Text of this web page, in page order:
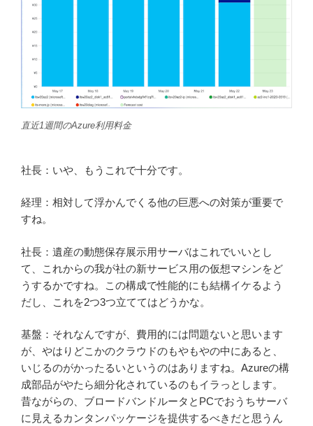
直近1週間のAzure利用料金
社長：いや、もうこれで十分です。
経理：相対して浮かんでくる他の巨悪への対策が重要で
すね。
社長：遺産の動態保存展示用サーバはこれでいいとし
て、これからの我が社の新サービス用の仮想マシンをど
うするかですね。この構成で性能的にも結構イケるよう
だし、これを2つ3つ立ててはどうかな。
基盤：それなんですが、費用的には問題ないと思います
が、やはりどこかのクラウドのもやもやの中にあると、
いじるのがかったるいというのはありますね。Azureの構
成部品がやたら細分化されているのもイラっとします。
昔ながらの、ブロードバンドルータとPCでおうちサーバ
に見えるカンタンパッケージを提供するべきだと思うん